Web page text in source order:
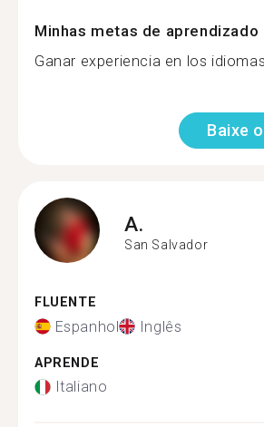
Minhas metas de aprendizado
Ganar experiencia en los
Baixe
A.
San Salvador
FLUENTE
Espanhol Inglês
APRENDE
Italiano